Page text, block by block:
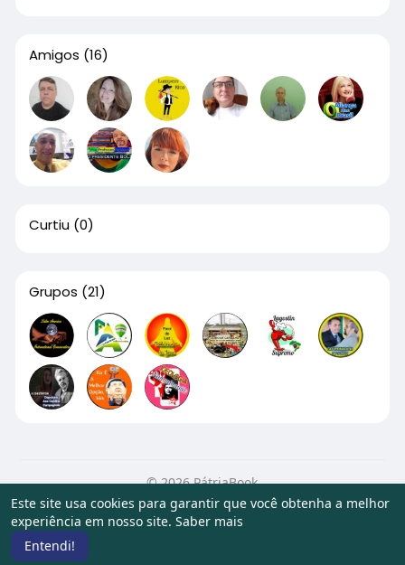
Este site usa cookies para garantir que você obtenha a melhor
experiência em nosso site. Saber mais
Entendi!
Amigos (16)
Curtiu (0)
Grupos (21)
© 2026 PátriaBook
Início
Sobre Contato Privacidade
Termos de Uso
Artigos